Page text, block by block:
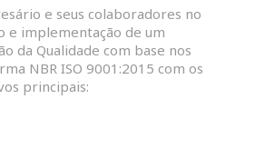
e seus colaboradores no
e implementação de um
da Qualidade com base nos
NBR ISO 9001:2015 com os
principais: